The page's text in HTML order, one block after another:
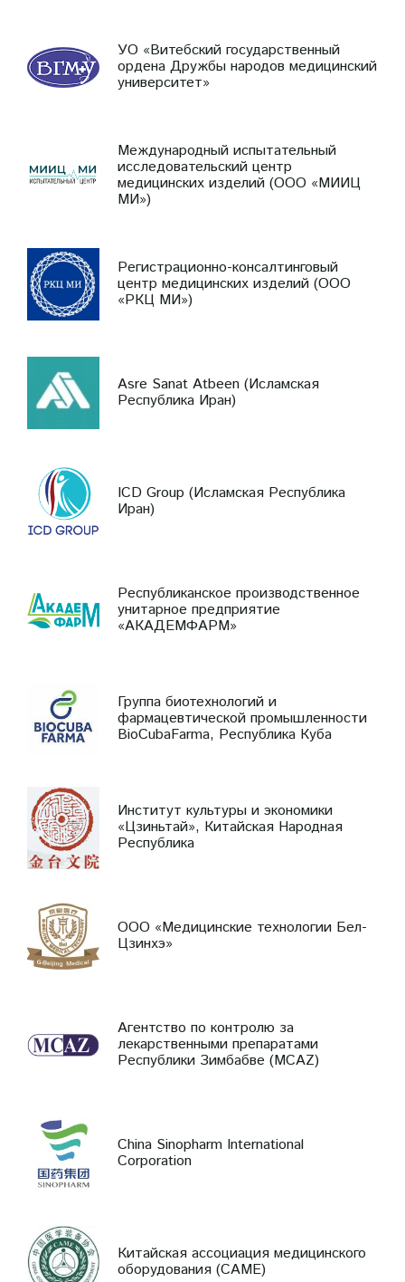
УО «Витебский государственный
ордена Дружбы народов медицинский
университет»
Международный испытательный
исследовательский центр
медицинских изделий (ООО «МИИЦ
МИ»)
Регистрационно-консалтинговый
центр медицинских изделий (ООО
«РКЦ МИ»)
Asre Sanat Atbeen (Исламская
Республика Иран)
ICD Group (Исламская Республика
Иран)
Республиканское производственное
унитарное предприятие
«АКАДЕМФАРМ»
Группа биотехнологий и
фармацевтической промышленности
BioCubaFarma, Республика Куба
Институт культуры и экономики
«Цзиньтай», Китайская Народная
Республика
ООО «Медицинские технологии Бел-
Цзинхэ»
Агентство по контролю за
лекарственными препаратами
Республики Зимбабве (MCAZ)
China Sinopharm International
Corporation
Китайская ассоциация медицинского
оборудования (CAME)